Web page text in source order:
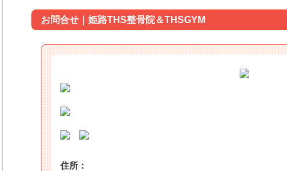
お問合せ｜姫路THS整骨院＆THSGYM
住所：